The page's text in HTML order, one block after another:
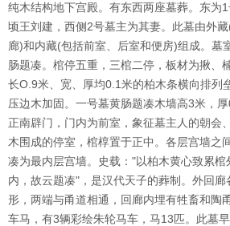
纯木结构地下宫殿。有东西两座墓葬。东为
顷王刘建，西侧2号墓主为其妻。此墓由外
廊)和内藏(包括前室、后室和便房)组成。墓
肠题凑。棺停五重，三棺二停，板材为揪、
长O.9米、宽、厚均0.1米的柏木条横向排列
压边木加固。一号墓黄肠题凑木墙高3米，
正南辟门，门内为前室，象征墓主人的朝会
木围成的停室，棺椁置于正中。各层宫墙之
凑为最内层宫墙。史载："以柏木黄心致累棺
内，故云题凑"，是汉代天子的葬制。外回
形，两端与甬道相通，回廊内埋有牲畜和陶
车马，有3辆彩绘朱轮马车，马13匹。此墓